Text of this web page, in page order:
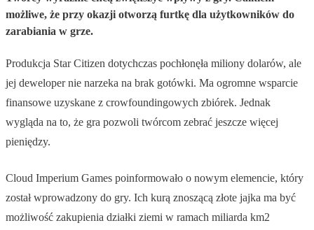
możliwe, że przy okazji otworzą furtkę dla użytkowników do
zarabiania w grze.
Produkcja Star Citizen dotychczas pochłonęła miliony dolarów, ale
jej deweloper nie narzeka na brak gotówki. Ma ogromne wsparcie
finansowe uzyskane z crowfoundingowych zbiórek. Jednak
wygląda na to, że gra pozwoli twórcom zebrać jeszcze więcej
pieniędzy.
Cloud Imperium Games poinformowało o nowym elemencie, który
został wprowadzony do gry. Ich kurą znoszącą złote jajka ma być
możliwość zakupienia działki ziemi w ramach miliarda km2